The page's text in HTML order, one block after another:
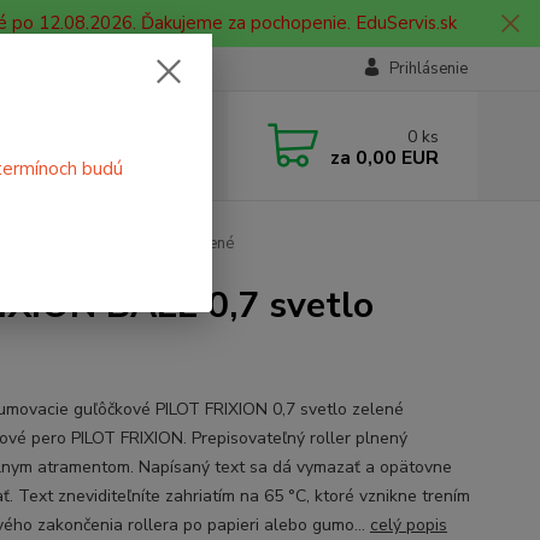
12.08.2026. Ďakujeme za pochopenie. EduServis.sk
Prihlásenie
od 9:00 hod. - 16:00 hod.
0 ks
za 0,00 EUR
BALL 0,7 svetlo zelené
BALL 0,7 svetlo
guľôčkové PILOT FRIXION 0,7 svetlo zelené
pero PILOT FRIXION. Prepisovateľný roller plnený
atramentom. Napísaný text sa dá vymazať a opätovne
Text zneviditeľníte zahriatím na 65 °C, ktoré vznikne trením
zakončenia rollera po papieri alebo gumo... celý popis
budú